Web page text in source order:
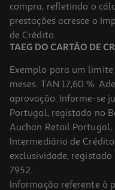
24.99 €/un
24,99 €
compra, refletindo o
prestações acresce o
de Crédito.
TAEG DO CARTÃO DE
Exemplo para um limite
meses. TAN 17,60 %.
aprovação. Informe-se
Portugal, registado no
Auchan Retail Portugal,
Intermediário de
exclusividade,
7952.
Informação referente à